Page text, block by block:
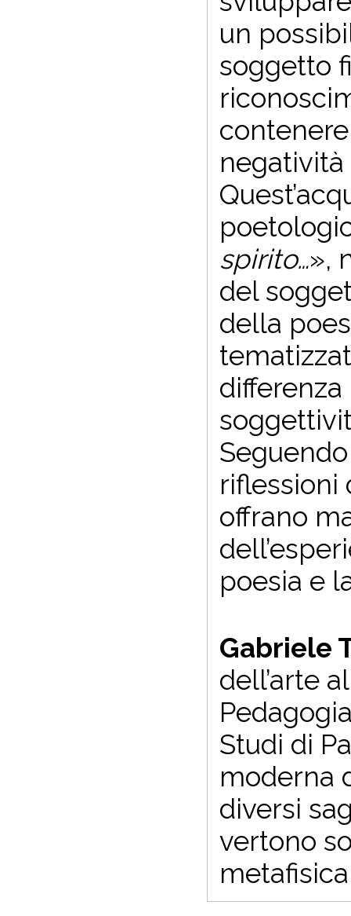
un
soggetto
negatività
spirito…»,
del
della
riflessioni
offrano
poesia e
Gabriele
dell’arte
Studi di
moderna
diversi
vertono